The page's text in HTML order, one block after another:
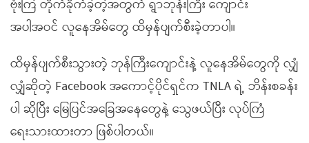
ဗုံးကြဲ တိုက်ခိုက်ခဲ့တဲ့အတွက် ရွာဘုန်းကြီး ကျောင်း
အပါအဝင် လူနေအိမ်တွေ ထိမှန်ပျက်စီးခဲ့တာပါ။
ထိမှန်ပျက်စီးသွားတဲ့ ဘုန်ကြီးကျောင်းနဲ့ လူနေအိမ်တွေကို လျှံ
လျှံဆိုတဲ့ Facebook အကောင့်ပိုင်ရှင်က TNLA ရဲ့ ဘိန်းစခန်း
ပါ ဆိုပြီး မြေပြင်အခြေအနေတွေနဲ့ သွေဖယ်ပြီး လုပ်ကြံ
ရေးသားထားတာ ဖြစ်ပါတယ်။